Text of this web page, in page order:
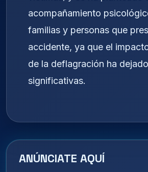
acompañamiento
familias y personas que
accidente, ya que el
de la deflagración ha
significativas.
ANÚNCIATE AQUÍ